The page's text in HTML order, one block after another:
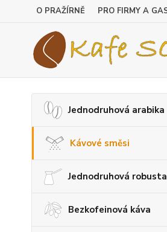
O PRAŽÍRNĚ PRO FIRMY A
Jednodruhová arabika
Kávové směsi
Jednodruhová robusta
Bezkofeinová káva